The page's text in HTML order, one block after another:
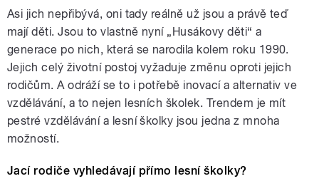
Asi jich nepřibývá, oni tady reálně už jsou a právě teď
mají děti. Jsou to vlastně nyní „Husákovy děti“ a
generace po nich, která se narodila kolem roku 1990.
Jejich celý životní postoj vyžaduje změnu oproti jejich
rodičům. A odráží se to i potřebě inovací a alternativ ve
vzdělávání, a to nejen lesních školek. Trendem je mít
pestré vzdělávání a lesní školky jsou jedna z mnoha
možností.
Jací rodiče vyhledávají přímo lesní školky?